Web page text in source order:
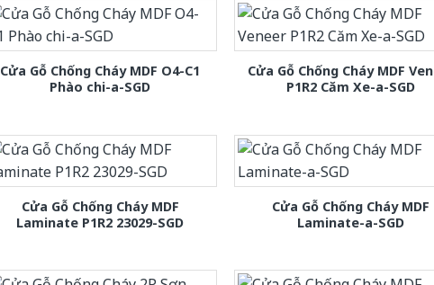
Cửa Gỗ Chống Cháy MDF O4-C1
Phào chi-a-SGD
Cửa Gỗ Chống Cháy MDF
P1R2 Căm Xe-a-SGD
Cửa Gỗ Chống Cháy MDF
Laminate P1R2 23029-SGD
Cửa Gỗ Chống Cháy MDF
Laminate-a-SGD